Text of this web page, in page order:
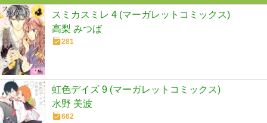
スミカスミレ 4 (マーガレットコミックス)
高梨 みつば
281
虹色デイズ 9 (マーガレットコミックス)
水野 美波
662